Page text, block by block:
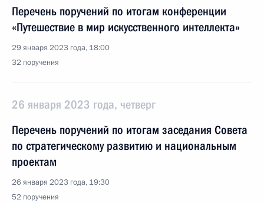
Перечень поручений по итогам конференции
«Путешествие в мир искусственного интеллекта»
29 января 2023 года, 18:00
32 поручения
26 января 2023 года, четверг
Перечень поручений по итогам заседания Совета
по стратегическому развитию и национальным
проектам
26 января 2023 года, 19:30
52 поручения